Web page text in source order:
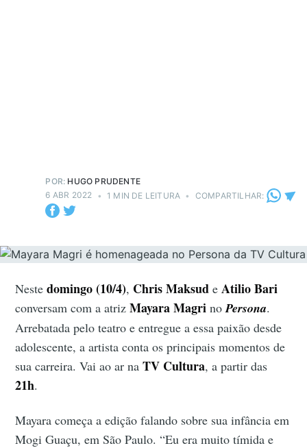
POR: HUGO PRUDENTE
6 ABR 2022 • 1 MIN DE LEITURA • COMPARTILHAR:
Nestedomingo (10/4), Chris Maksud e Atilio Bari
conversam com a atrizMayara Magri noPersona.
Arrebatada pelo teatro e entregue a essa paixão desde
adolescente, a artista conta os principais momentos de
sua carreira. Vai ao ar naTV Cultura, a partir das
21h.
Mayara começa a edição falando sobre sua infância em
Mogi Guaçu, em São Paulo. “Eu era muito tímida e